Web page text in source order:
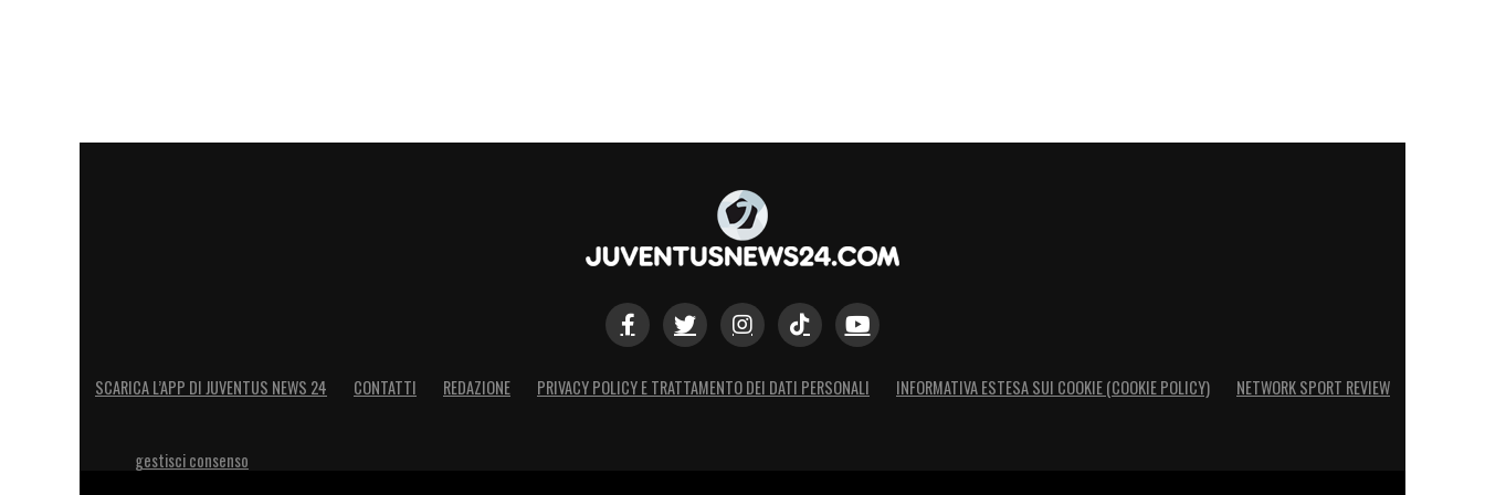
SCARICA L’APP DI JUVENTUS NEWS 24 CONTATTI REDAZIONE PRIVACY POLICY E TRATTAMENTO DEI DATI PERSONALI INFORMATIVA ESTESA SUI COOKIE (COOKIE POLICY) NETWORK SPORT REVIEW
gestisci consenso